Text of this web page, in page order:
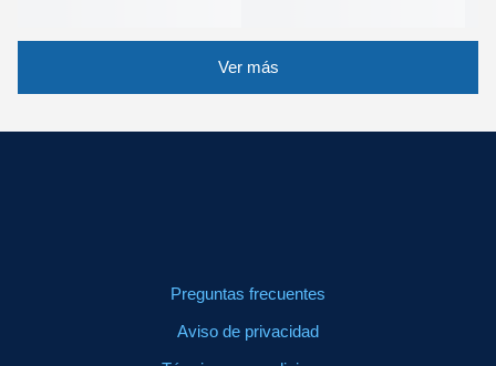
Ver más
Preguntas frecuentes
Aviso de privacidad